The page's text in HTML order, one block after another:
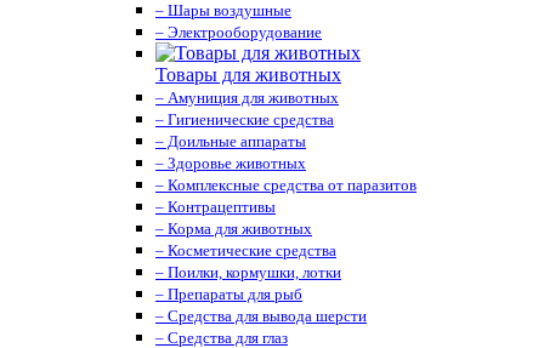
– Шары воздушные
– Электрооборудование
Товары для животных
– Амуниция для животных
– Гигиенические средства
– Доильные аппараты
– Здоровье животных
– Комплексные средства от паразитов
– Контрацептивы
– Корма для животных
– Косметические средства
– Поилки, кормушки, лотки
– Препараты для рыб
– Средства для вывода шерсти
– Средства для глаз